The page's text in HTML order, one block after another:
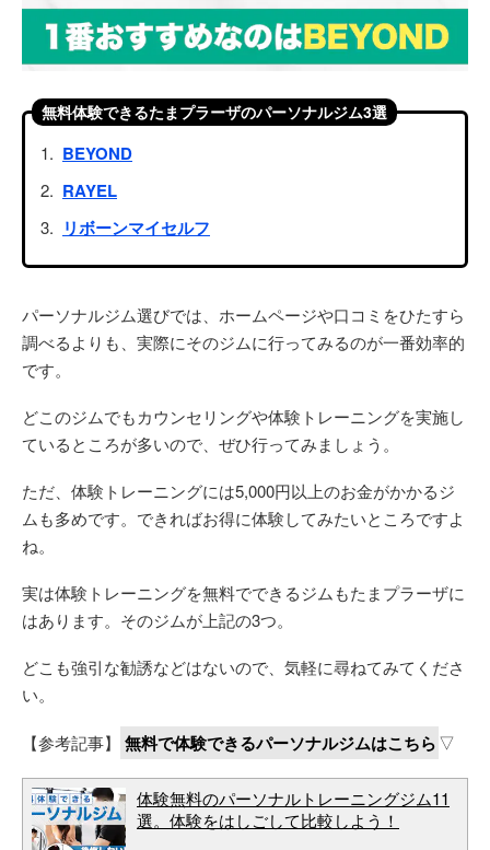
無料体験できるたまプラーザのパーソナルジム3選
BEYOND
RAYEL
リボーンマイセルフ
パーソナルジム選びでは、ホームページや口コミをひたすら
調べるよりも、実際にそのジムに行ってみるのが一番効率的
です。
どこのジムでもカウンセリングや体験トレーニングを実施し
ているところが多いので、ぜひ行ってみましょう。
ただ、体験トレーニングには5,000円以上のお金がかかるジ
ムも多めです。できればお得に体験してみたいところですよ
ね。
実は体験トレーニングを無料でできるジムもたまプラーザに
はあります。そのジムが上記の3つ。
どこも強引な勧誘などはないので、気軽に尋ねてみてくださ
い。
【参考記事】 無料で体験できるパーソナルジムはこちら▽
体験無料のパーソナルトレーニングジム11
選。体験をはしごして比較しよう！